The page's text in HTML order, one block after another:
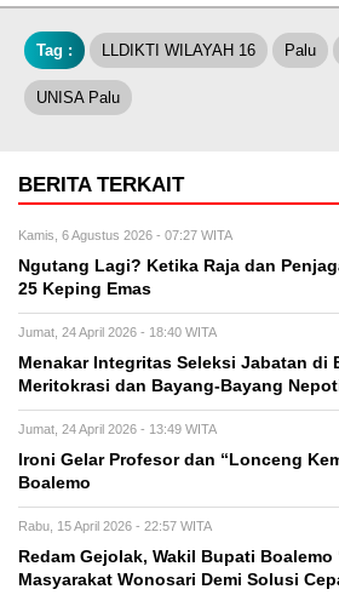
Tag : LLDIKTI WILAYAH 16 Palu
UNISA Palu
BERITA TERKAIT
Kamis, 6 Agustus 2026 - 07:27 WITA
Ngutang Lagi? Ketika Raja dan
25 Keping Emas
Jumat, 24 April 2026 - 18:40 WITA
Menakar Integritas Seleksi Jabatan di
Meritokrasi dan Bayang-Bayang
Jumat, 24 April 2026 - 13:49 WITA
Ironi Gelar Profesor dan “Lonceng
Boalemo
Rabu, 15 April 2026 - 22:57 WITA
Redam Gejolak, Wakil Bupati Boalemo
Masyarakat Wonosari Demi Solusi